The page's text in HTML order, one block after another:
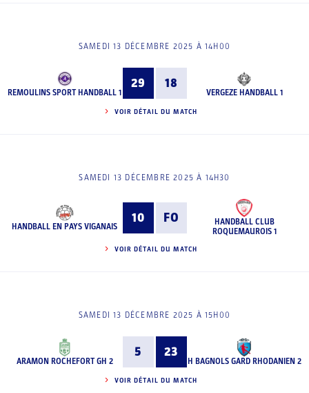
SAMEDI 13 DÉCEMBRE 2025 À 14H00
REMOULINS SPORT HANDBALL 1
29 18
VERGEZE HANDBALL 1
VOIR DÉTAIL DU MATCH
SAMEDI 13 DÉCEMBRE 2025 À 14H30
HANDBALL EN PAYS VIGANAIS
10 FO
HANDBALL CLUB
ROQUEMAUROIS 1
VOIR DÉTAIL DU MATCH
SAMEDI 13 DÉCEMBRE 2025 À 15H00
ARAMON ROCHEFORT GH 2
5 23
H BAGNOLS GARD RHODANIEN 2
VOIR DÉTAIL DU MATCH